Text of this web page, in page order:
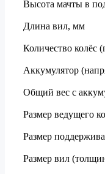
Высота мачты в
Длина вил, мм
Количество колёс
Аккумулятор
Общий вес с
Размер ведущего
Размер
Размер вил